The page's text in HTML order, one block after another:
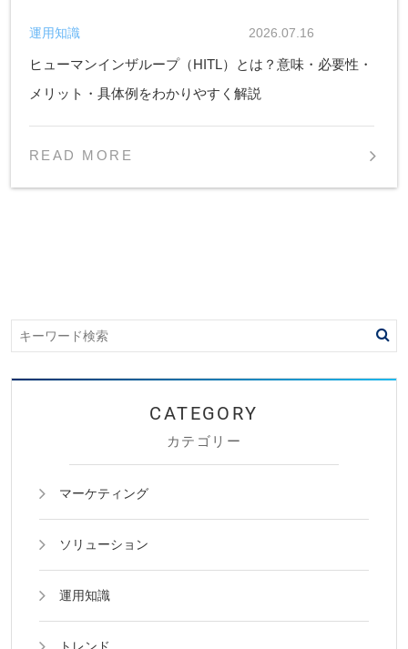
ヒューマンインザループ（HITL）とは？意味・必要性・
メリット・具体例をわかりやすく解説
2026.07.16
運用知識
READ MORE
カテゴリー
マーケティング
ソリューション
運用知識